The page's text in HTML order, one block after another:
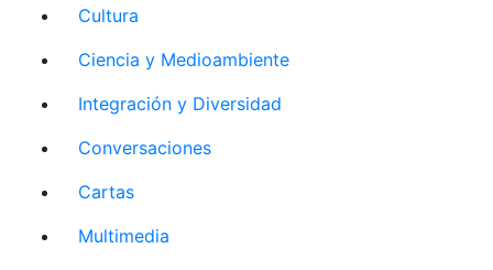
Cultura
Ciencia y Medioambiente
Integración y Diversidad
Conversaciones
Cartas
Multimedia